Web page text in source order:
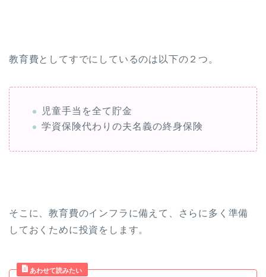
教育費としてすでにしているのは以下の２つ。
児童手当を全て貯金
学資保険代わりの夫名義の終身保険
そこに、教育費のインフラに備えて、さらに多く準備
しておくために投資をします。